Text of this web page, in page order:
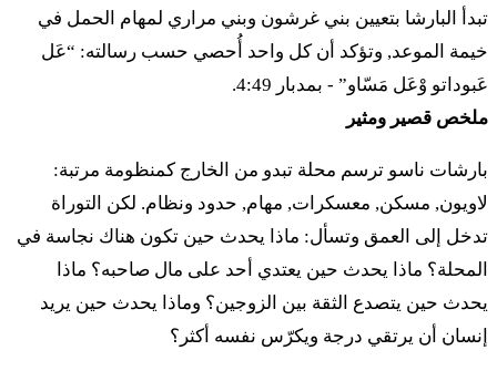
أوتام كول هَبّا لِتسْبو تسابا لَعَبود عَبودا بْأوهِل موعيد
כד זֹאת עֲבֹדַת מִשְׁפְּחֹת הַגֵּרְשֻׁנִּי לַעֲבֹד וּלְמַשָּׂא׃
כה
וְנָשְׂאוּ אֶת יְרִיעֹת הַמִּשְׁכָּן וְאֶת אֹהֶל מוֹעֵד
מִכְסֵהוּ וּמִכְסֵה הַתַּחַשׁ אֲשֶׁר עָלָיו מִלְמָעְלָה וְאֶת
מָסַךְ פֶּתַח אֹהֶל מוֹעֵד׃
تبدأ البارشا بتعيين بني غرشون وبني مراري لمهام الحمل في
خيمة الموعد, وتؤكد أن كل واحد أُحصي حسب رسالته: “عَل
عَبوداتو وْعَل مَسّاو” - بمدبار 4:49.
ملخص قصير ومثير
بارشات ناسو ترسم محلة تبدو من الخارج كمنظومة مرتبة:
لاويون, مسكن, معسكرات, مهام, حدود ونظام. لكن التوراة
تدخل إلى العمق وتسأل: ماذا يحدث حين تكون هناك نجاسة في
المحلة؟ ماذا يحدث حين يعتدي أحد على مال صاحبه؟ ماذا
يحدث حين يتصدع الثقة بين الزوجين؟ وماذا يحدث حين يريد
إنسان أن يرتقي درجة ويكرّس نفسه أكثر؟